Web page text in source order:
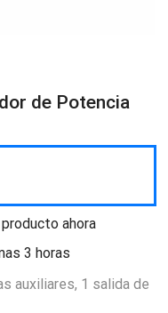
de Potencia
ahora
3 horas
auxiliares, 1 salida de